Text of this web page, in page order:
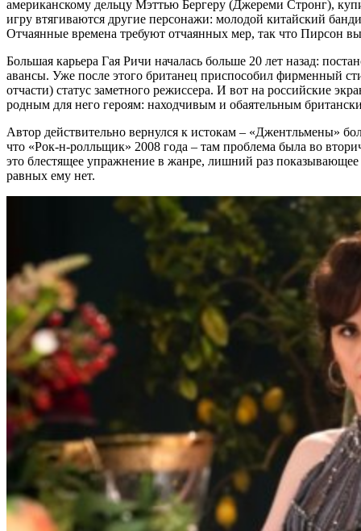
американскому дельцу Мэттью Бергеру (Джереми Стронг),
игру втягиваются другие персонажи: молодой китайский
Отчаянные времена требуют отчаянных мер, так что Пирсон
Большая карьера Гая Ричи началась больше 20 лет назад:
авансы. Уже после этого британец приспособил фирменный
отчасти) статус заметного режиссера. И вот на российские
родным для него героям: находчивым и обаятельным
Автор действительно вернулся к истокам – «Джентльмены»
что «Рок-н-ролльщик» 2008 года – там проблема была во
это блестящее упражнение в жанре, лишний раз
равных ему нет.